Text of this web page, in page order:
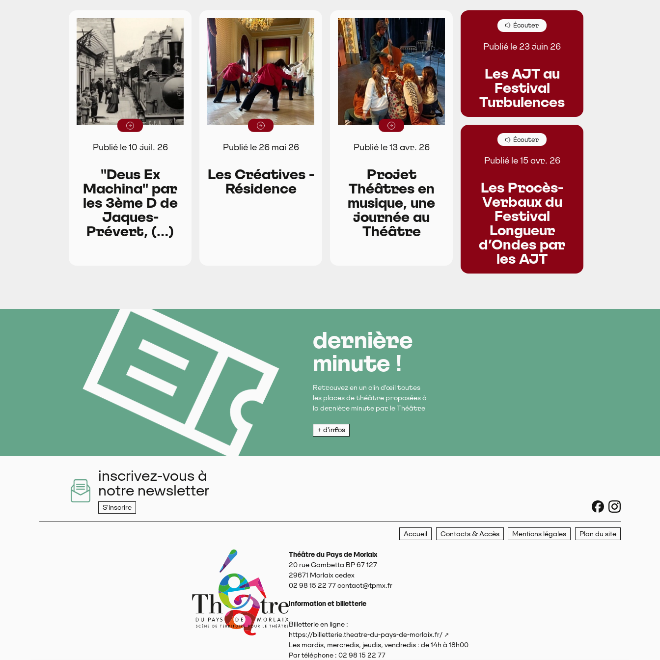
Lire la suite
Publié le 10 juil. 26
"Deus Ex
Machina" par
les 3ème D de
Jaques-
Prévert, (…)
Lire la suite
Publié le 26 mai 26
Les Créatives -
Résidence
Lire la suite
Publié le 13 avr. 26
Projet
Théâtres en
musique, une
journée au
Théâtre
Écouter
Publié le 23 juin 26
Les AJT au
Festival
Turbulences
Écouter
Publié le 15 avr. 26
Les Procès-
Verbaux du
Festival
Longueur
d’Ondes par
les AJT
dernière
minute !
Retrouvez en un clin d'œil toutes
les places de théâtre proposées à
la dernière minute par le Théâtre
+ d'infos
inscrivez-vous à
notre newsletter
S'inscrire sociaux
Accueil Contacts & Accès Mentions légales Plan du site
Théâtre du Pays de Morlaix
20 rue Gambetta BP 67 127
29671 Morlaix cedex
02 98 15 22 77 contact@tpmx.fr
Information et billetterie
Billetterie en ligne :
https://billetterie.theatre-du-pays-de-morlaix.fr/
Les mardis, mercredis, jeudis, vendredis : de 14h à 18h00
Par téléphone : 02 98 15 22 77